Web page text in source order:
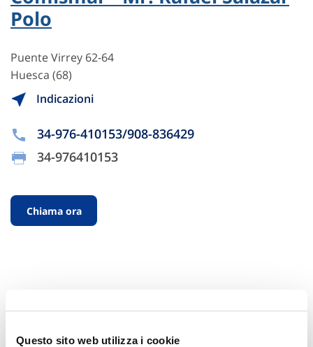
Questo sito web utilizza i cookie
Polo
Puente Virrey 62-64
Huesca (68)
Indicazioni
34-976-410153/908-836429
34-976410153
Chiama ora